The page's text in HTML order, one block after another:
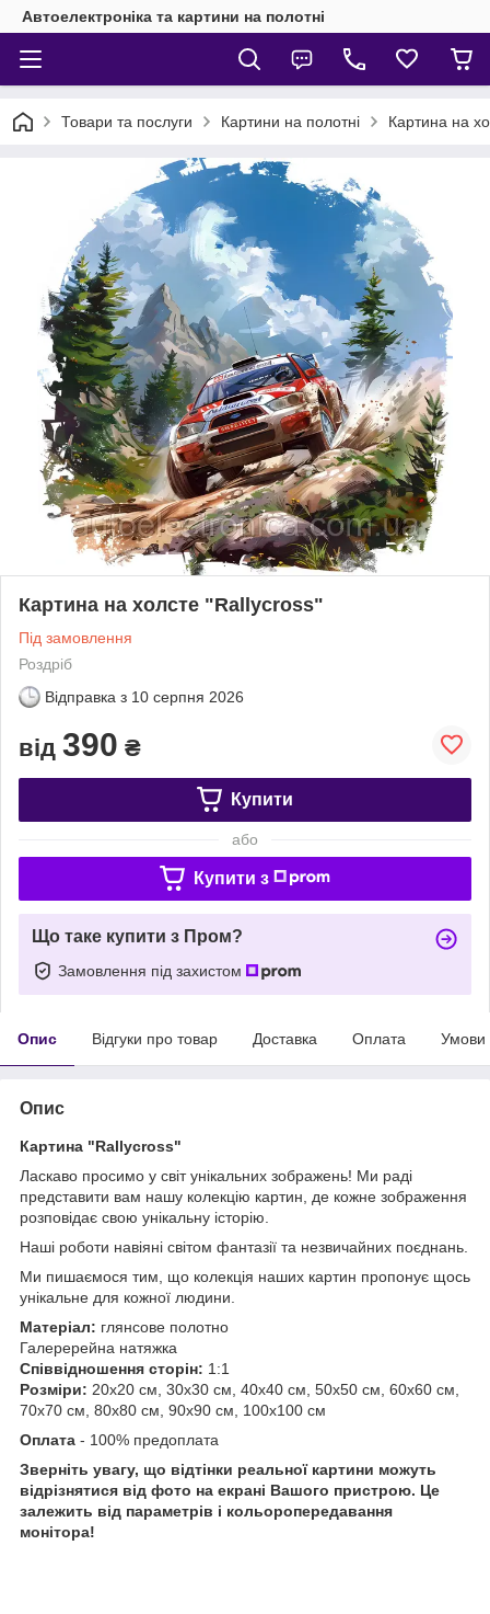
Автоелектроніка та картини на полотні
Товари та послуги Картини на полотні Картина на
Картина на холсте "Rallycross"
Під замовлення
Роздріб
Відправка з 10 серпня 2026
від 390 ₴
Купити
або
Купити з
Що таке купити з Пром?
Замовлення під захистом
Опис Відгуки про товар Доставка Оплата Умови
Опис
Картина "Rallycross"
Ласкаво просимо у світ унікальних зображень! Ми раді
представити вам нашу колекцію картин, де кожне зображення
розповідає свою унікальну історію.
Наші роботи навіяні світом фантазії та незвичайних поєднань.
Ми пишаємося тим, що колекція наших картин пропонує щось
унікальне для кожної людини.
Матеріал: глянсове полотно
Галеререйна натяжка
Співвідношення сторін: 1:1
Розміри: 20х20 см, 30х30 см, 40х40 см, 50х50 см, 60х60 см,
70х70 см, 80х80 см, 90х90 см, 100х100 см
Оплата - 100% предоплата
Зверніть увагу, що відтінки реальної картини можуть
відрізнятися від фото на екрані Вашого пристрою. Це
залежить від параметрів і кольоропередавання
монітора!